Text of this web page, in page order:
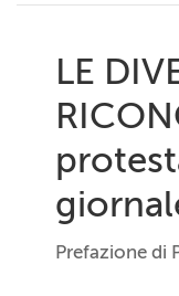
LE
Prefazione di